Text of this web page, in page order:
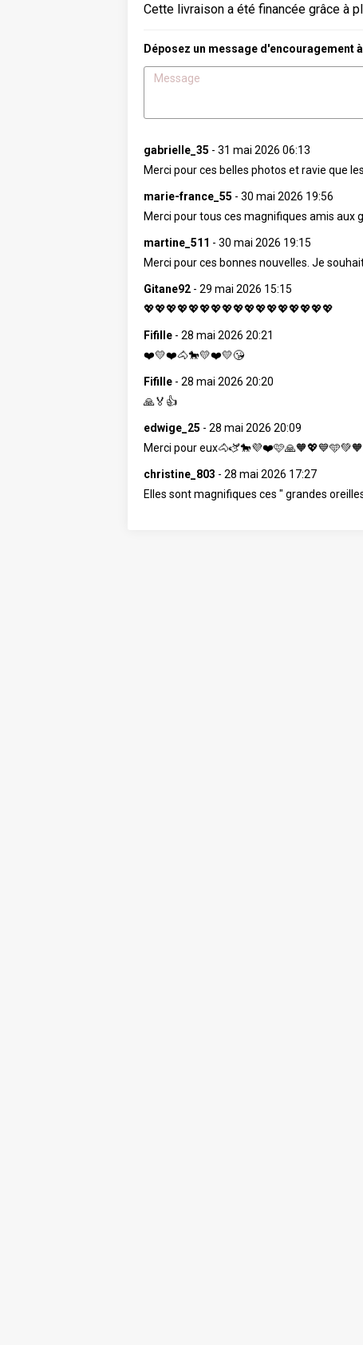
Cette livraison a été financée grâce à
Déposez un message d'encouragement
gabrielle_35 - 31 mai 2026 06:13
Merci pour ces belles photos et ravie que
marie-france_55 - 30 mai 2026 19:56
Merci pour tous ces magnifiques amis aux
martine_511 - 30 mai 2026 19:15
Merci pour ces bonnes nouvelles. Je
Gitane92 - 29 mai 2026 15:15
💖💖💖💖💖💖💖💖💖💖💖💖💖💖💖💖💖
Fifille - 28 mai 2026 20:21
❤️💛❤️🐴🐎💛❤️💛😘
Fifille - 28 mai 2026 20:20
🙏🏅👍
edwige_25 - 28 mai 2026 20:09
Merci pour
christine_803 - 28 mai 2026 17:27
Elles sont magnifiques ces " grandes